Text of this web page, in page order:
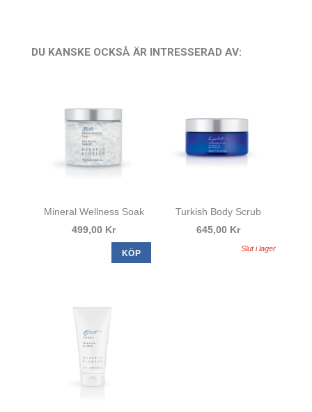
DU KANSKE OCKSÅ ÄR INTRESSERAD AV:
Mineral Wellness Soak
499,00 Kr
KÖP
Turkish Body Scrub
645,00 Kr
Slut i lager